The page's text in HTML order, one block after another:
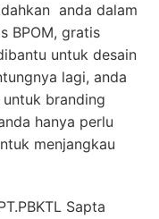
anda dalam
BPOM, gratis
untuk desain
lagi, anda
branding
hanya perlu
menjangkau
Sapta